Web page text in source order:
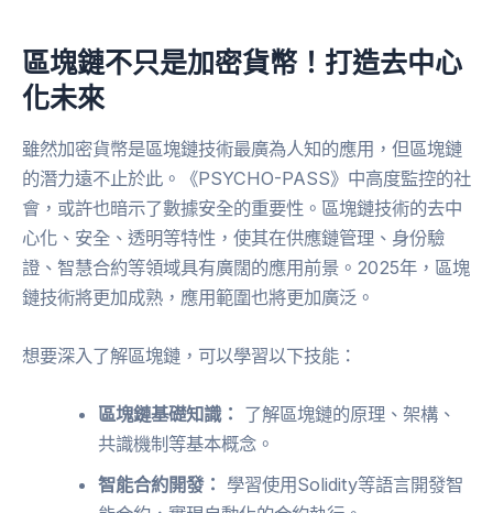
區塊鏈不只是加密貨幣！打造去中心
化未來
雖然加密貨幣是區塊鏈技術最廣為人知的應用，但區塊鏈
的潛力遠不止於此。《PSYCHO-PASS》中高度監控的社
會，或許也暗示了數據安全的重要性。區塊鏈技術的去中
心化、安全、透明等特性，使其在供應鏈管理、身份驗
證、智慧合約等領域具有廣闊的應用前景。2025年，區塊
鏈技術將更加成熟，應用範圍也將更加廣泛。
想要深入了解區塊鏈，可以學習以下技能：
區塊鏈基礎知識： 了解區塊鏈的原理、架構、
共識機制等基本概念。
智能合約開發： 學習使用Solidity等語言開發智